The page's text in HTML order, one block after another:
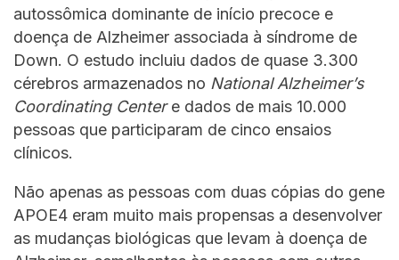
autossômica dominante de início precoce e
doença de Alzheimer associada à síndrome de
Down. O estudo incluiu dados de quase 3.300
cérebros armazenados no National Alzheimer’s
Coordinating Centere dados de mais 10.000
pessoas que participaram de cinco ensaios
clínicos.
Não apenas as pessoas com duas cópias do gene
APOE4 eram muito mais propensas a desenvolver
as mudanças biológicas que levam à doença de